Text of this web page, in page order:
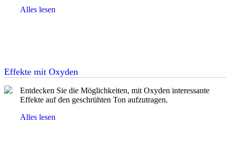
Alles lesen
Effekte mit Oxyden
Entdecken Sie die Möglichkeiten, mit Oxyden interessante
Effekte auf den geschrühten Ton aufzutragen.
Alles lesen